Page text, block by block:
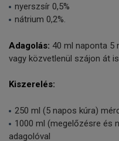
nyerszsír 0,5%
nátrium 0,2%.
Adagolás: 40 ml naponta 5
vagy közvetlenül szájon át
Kiszerelés:
250 ml (5 napos kúra)
1000 ml (megelőzésre és
adagolóval